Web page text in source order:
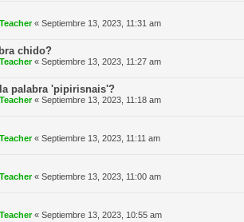
« Septiembre 13, 2023, 11:31 am
chido?
« Septiembre 13, 2023, 11:27 am
palabra 'pipirisnais'?
« Septiembre 13, 2023, 11:18 am
« Septiembre 13, 2023, 11:11 am
« Septiembre 13, 2023, 11:00 am
« Septiembre 13, 2023, 10:55 am